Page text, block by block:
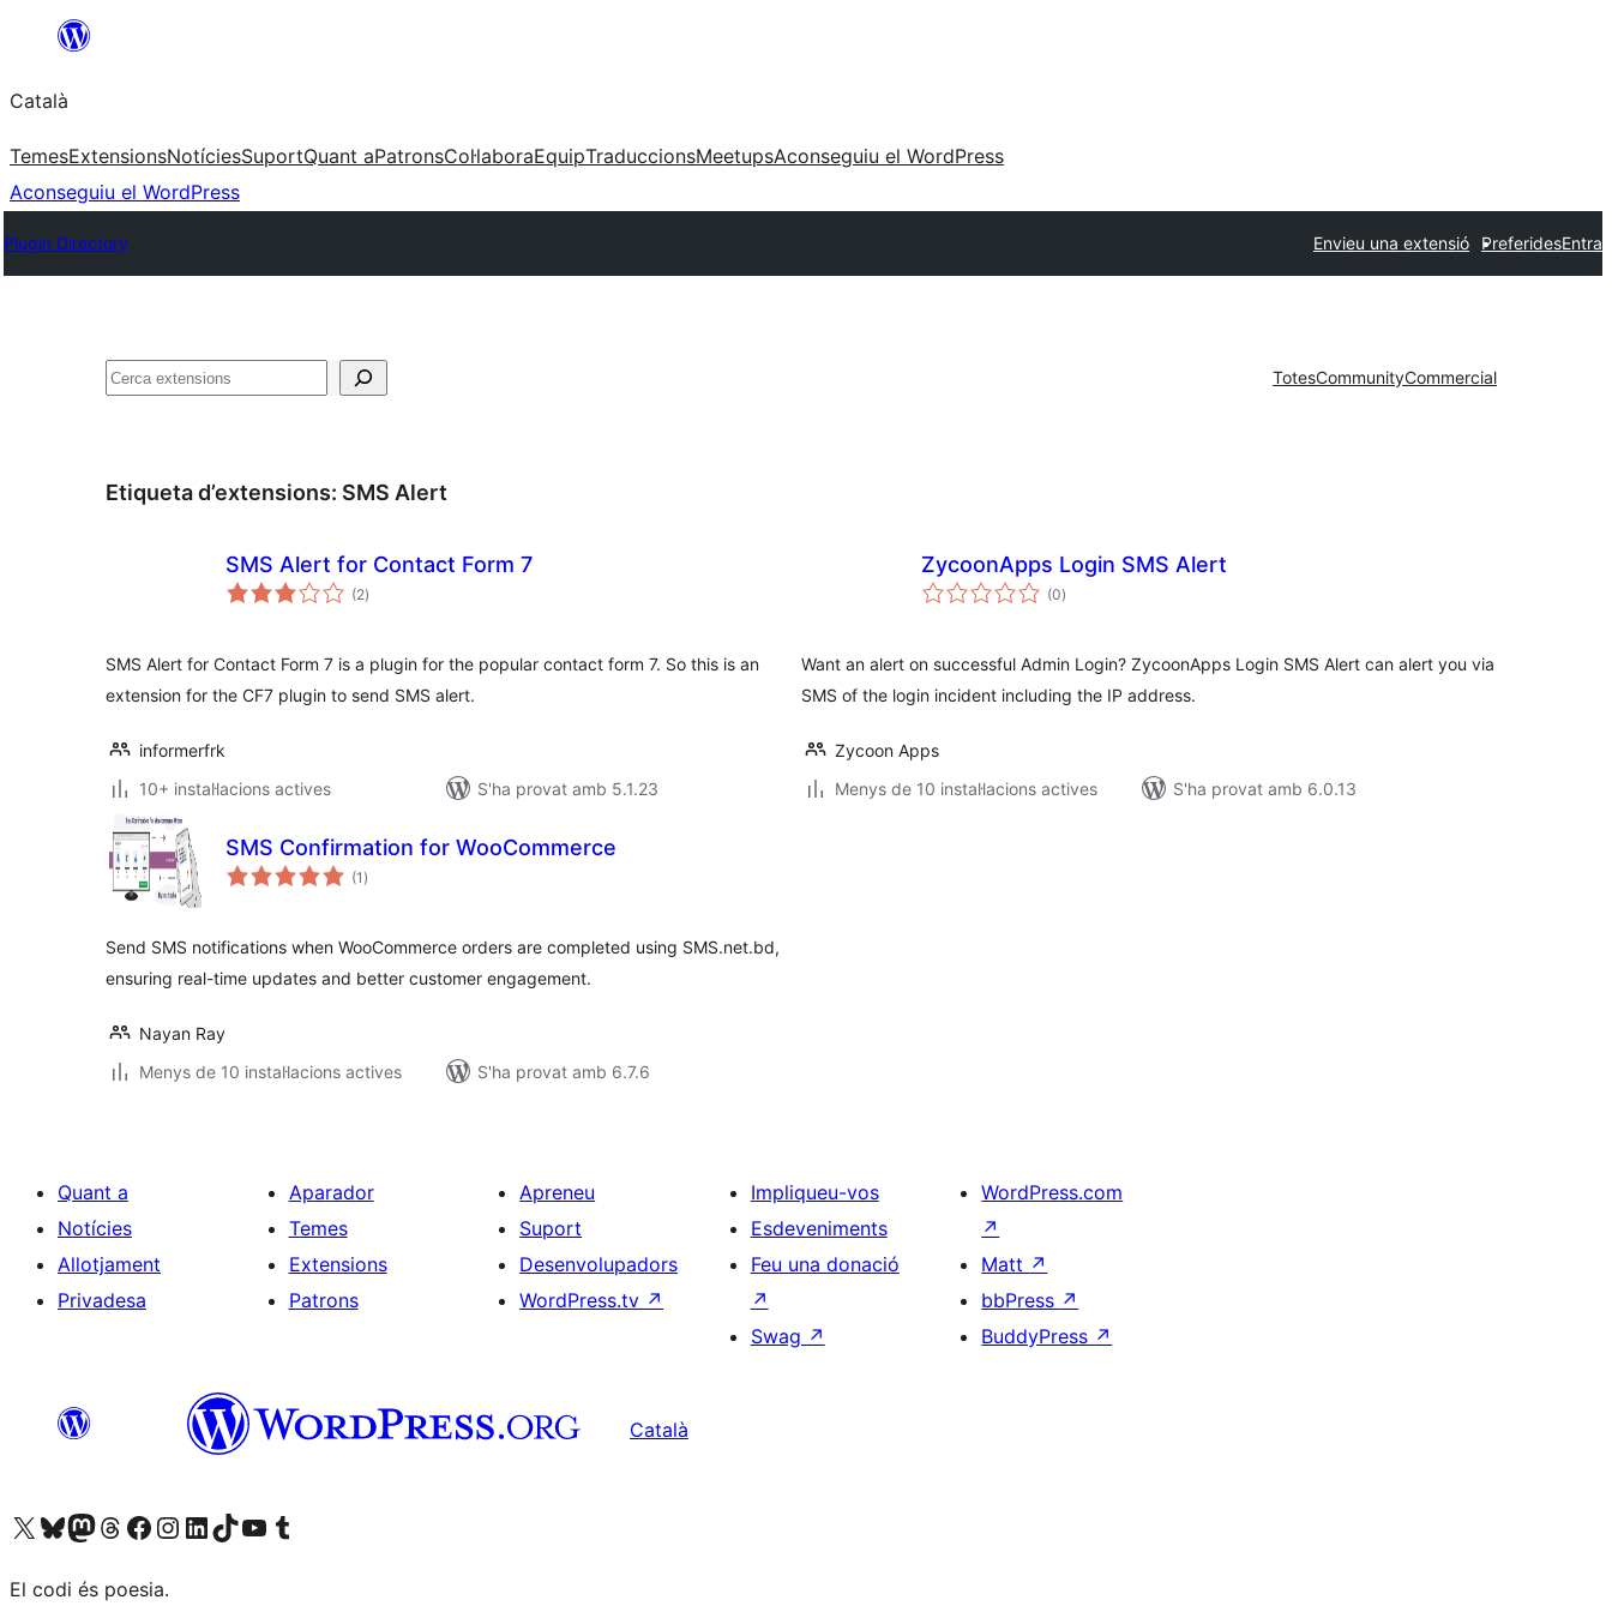
contingut
Català
TemesExtensionsNotíciesSuportQuant aPatronsCol·laboraEquipTraduccionsMeetupsAconseguiu el WordPress
Aconseguiu el WordPress
Plugin Directory Envieu una extensió PreferidesEntra
Cerca TotesCommunityCommercial
Etiqueta d’extensions: SMS Alert
SMS Alert for Contact Form 7
(2puntuacions
totals
)
SMS Alert for Contact Form 7 is a plugin for the popular contact form 7. So this is an
extension for the CF7 plugin to send SMS alert.
informerfrk
10+ instal·lacions actives
S'ha provat amb 5.1.23
ZycoonApps Login SMS Alert
(0puntuacions
totals
)
Want an alert on successful Admin Login? ZycoonApps Login SMS Alert can alert you via
SMS of the login incident including the IP address.
Zycoon Apps
Menys de 10 instal·lacions actives
S'ha provat amb 6.0.13
SMS Confirmation for WooCommerce
(1 puntuacions
totals
)
Send SMS notifications when WooCommerce orders are completed using SMS.net.bd,
ensuring real-time updates and better customer engagement.
Nayan Ray
Menys de 10 instal·lacions actives
S'ha provat amb 6.7.6
Quant a
Notícies
Allotjament
Privadesa
Aparador
Temes
Extensions
Patrons
Apreneu
Suport
Desenvolupadors
WordPress.tv ↗
Impliqueu-vos
Esdeveniments
Feu una donació
↗
Swag ↗
WordPress.com
↗
Matt ↗
bbPress ↗
BuddyPress ↗
Català
Visiteu el nostre compte X (abans Twitter)
Visiteu el nostre compte de Bluesky
Visiteu el nostre compte al Mastodon
Visiteu el nostre compte de Threads
Visiteu la nostra pàgina al Facebook
Visiteu el nostre compte d'Instagram
Visiteu el nostre compte de LinkedIn
Visiteu el nostre compte de TikTok
Visiteu el nostre canal al YouTube
Visiteu el nostre compte de Tumblr
El codi és poesia.